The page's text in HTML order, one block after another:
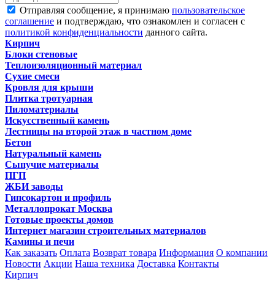
Отправляя сообщение, я принимаю пользовательское
соглашение и подтверждаю, что ознакомлен и согласен с
политикой конфиденциальности данного сайта.
Кирпич
Блоки стеновые
Теплоизоляционный материал
Сухие смеси
Кровля для крыши
Плитка тротуарная
Пиломатериалы
Искусственный камень
Лестницы на второй этаж в частном доме
Бетон
Натуральный камень
Сыпучие материалы
ПГП
ЖБИ заводы
Гипсокартон и профиль
Металлопрокат Москва
Готовые проекты домов
Интернет магазин строительных материалов
Камины и печи
Как заказать Оплата Возврат товара Информация О компании
Новости Акции Наша техника Доставка Контакты
Кирпич